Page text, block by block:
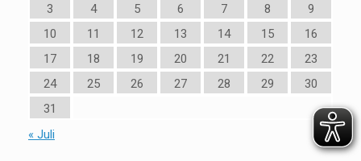
3
4 5 6 7 8
9
10
11 12 13 14 15
16
17
18 19 20 21 22
23
24
25 26 27 28 29
30
31
« Juli